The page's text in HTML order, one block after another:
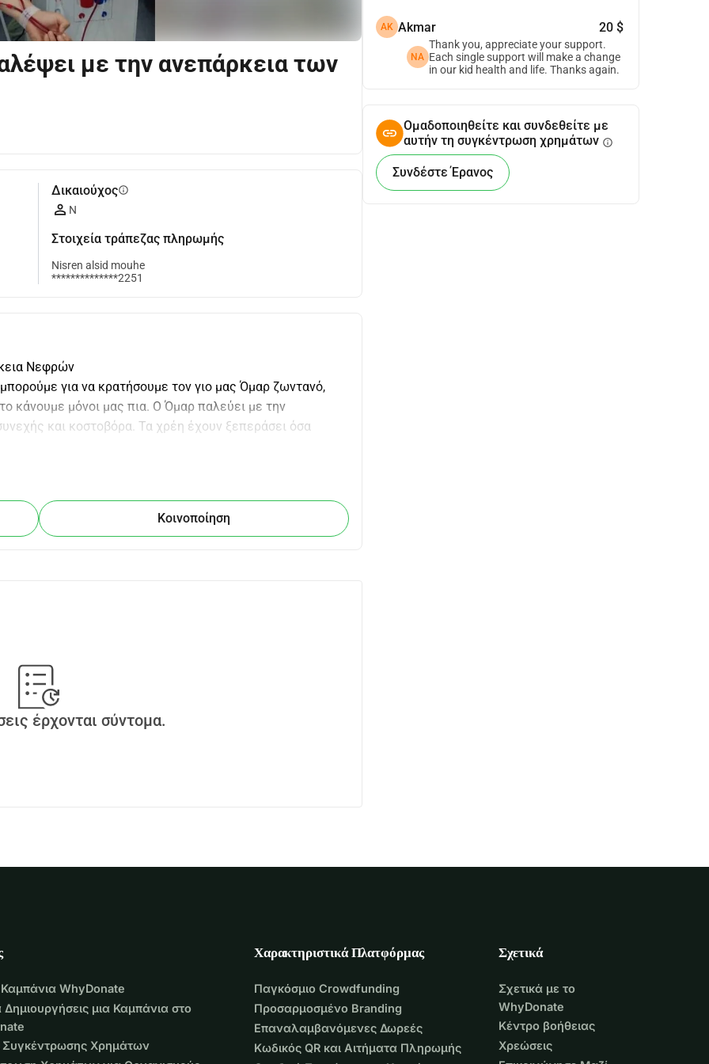
με την ανεπάρκεια των
Δικαιούχοςinfo
N
Στοιχεία τράπεζας πληρωμής
Nisren alsid mouhe
**************2251
Νεφρών
για να κρατήσουμε τον γιο μας Όμαρ ζωντανό,
κάνουμε μόνοι μας πια. Ο Όμαρ παλεύει με την
και κοστοβόρα. Τα χρέη έχουν ξεπεράσει όσα
ζωή. Κάθε συνεισφορά, όσο μικρή κι αν είναι, μας
και δύναμη να συνεχίσει να παλεύει.
Κοινοποίηση
έρχονται σύντομα.
AK Akmar 20 $
NA
Thank you, appreciate your support.
Each single support will make a change
in our kid health and life. Thanks again.
Ομαδοποιηθείτε και συνδεθείτε με
αυτήν τη συγκέντρωση χρημάτων info
Συνδέστε Έρανος
Καμπάνια WhyDonate
μια Καμπάνια στο
Συγκέντρωσης Χρημάτων
Χαρακτηριστικά Πλατφόρμας
Παγκόσμιο Crowdfunding
Προσαρμοσμένο Branding
Επαναλαμβανόμενες Δωρεές
Κωδικός QR και Αιτήματα Πληρωμής
Σχετικά
Σχετικά με το
WhyDonate
Κέντρο βοήθειας
Χρεώσεις